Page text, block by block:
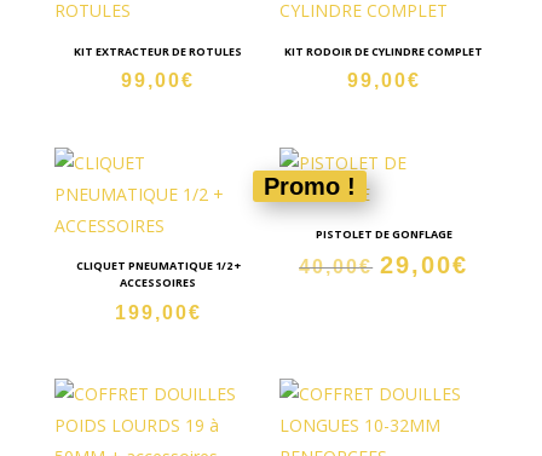
KIT EXTRACTEUR DE ROTULES
99,00€
KIT RODOIR DE CYLINDRE COMPLET
99,00€
CLIQUET PNEUMATIQUE 1/2 +
ACCESSOIRES
199,00€
Promo !
PISTOLET DE GONFLAGE
40,00€ Le
40,00€.
29,00€